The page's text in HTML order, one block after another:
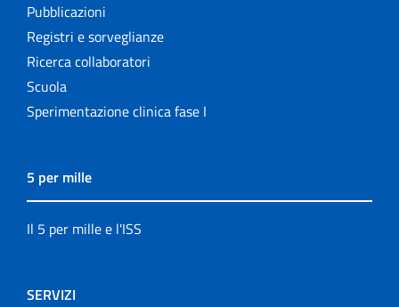
Pubblicazioni
Registri e sorveglianze
Ricerca collaboratori
Scuola
Sperimentazione clinica fase I
5 per mille
Il 5 per mille e l'ISS
SERVIZI